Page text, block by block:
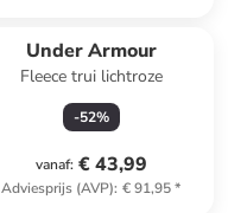
Under Armour
Fleece trui lichtroze
-52%
vanaf: € 43,99
Adviesprijs (AVP): € 91,95*